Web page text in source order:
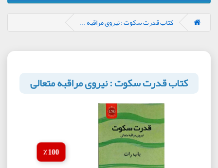
کتاب قدرت سکوت : نیروی مراقبه ...
کتاب قدرت سکوت : نیروی مراقبه متعالی
100 ٪